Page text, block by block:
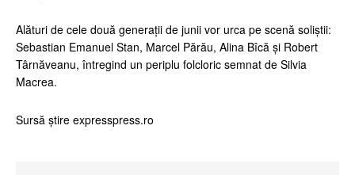
Alături de cele două generații de junii vor urca pe scenă soliștii:
Sebastian Emanuel Stan, Marcel Părău, Alina Bîcă și Robert
Târnăveanu, întregind un periplu folcloric semnat de Silvia
Macrea.
Sursă știre expresspress.ro